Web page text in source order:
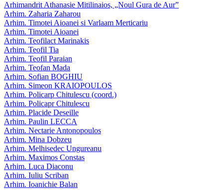
Arhimandrit Athanasie Mitilinaios, „Noul Gura de Aur”
Arhim. Zaharia Zaharou
Arhim. Timotei Aioanei si Varlaam Merticariu
Arhim. Timotei Aioanei
Arhim. Teofilact Marinakis
Arhim. Teofil Tia
Arhim. Teofil Paraian
Arhim. Teofan Mada
Arhim. Sofian BOGHIU
Arhim. Simeon KRAIOPOULOS
Arhim. Policarp Chitulescu (coord.)
Arhim. Policapr Chitulescu
Arhim. Placide Deseille
Arhim. Paulin LECCA
Arhim. Nectarie Antonopoulos
Arhim. Mina Dobzeu
Arhim. Melhisedec Ungureanu
Arhim. Maximos Constas
Arhim. Luca Diaconu
Arhim. Iuliu Scriban
Arhim. Ioanichie Balan